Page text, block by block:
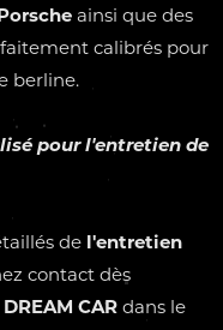
Porscheainsi que des
calibrés pour
berline.
pourl'entretiende
de
l'entretien
contact dès
DREAM CAR dans le